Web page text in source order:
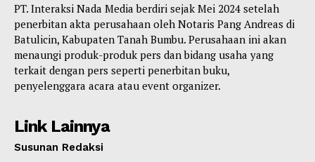
PT. Interaksi Nada Media berdiri sejak Mei 2024 setelah
penerbitan akta perusahaan oleh Notaris Pang Andreas di
Batulicin, Kabupaten Tanah Bumbu. Perusahaan ini akan
menaungi produk-produk pers dan bidang usaha yang
terkait dengan pers seperti penerbitan buku,
penyelenggara acara atau event organizer.
Link Lainnya
Susunan Redaksi